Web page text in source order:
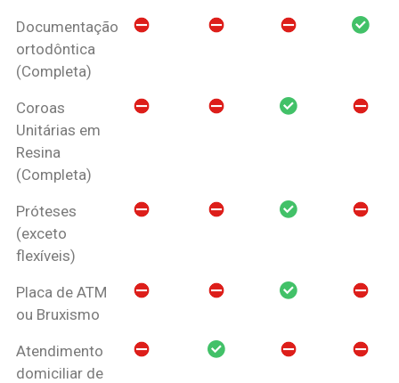
Documentação
ortodôntica
(Completa)
Coroas
Unitárias em
Resina
(Completa)
Próteses
(exceto
flexíveis)
Placa de ATM
ou Bruxismo
Atendimento
domiciliar de